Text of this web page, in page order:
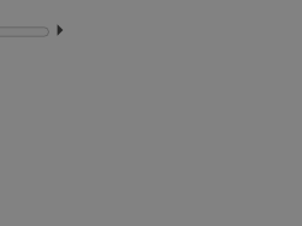
⏵︎